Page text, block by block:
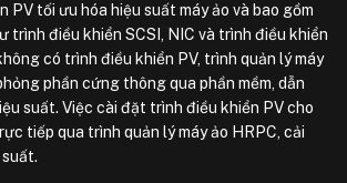
PV tối ưu hóa hiệu suất máy ảo và bao gồm
trình điều khiển SCSI, NIC và trình điều khiển
có trình điều khiển PV, trình quản lý máy
phần cứng thông qua phần mềm, dẫn
suất. Việc cài đặt trình điều khiển PV cho
tiếp qua trình quản lý máy ảo HRPC, cải